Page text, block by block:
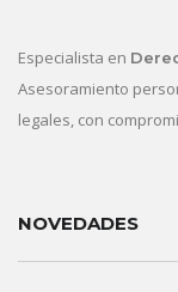
Especialista en
Asesoramiento
legales, con
NOVEDADES